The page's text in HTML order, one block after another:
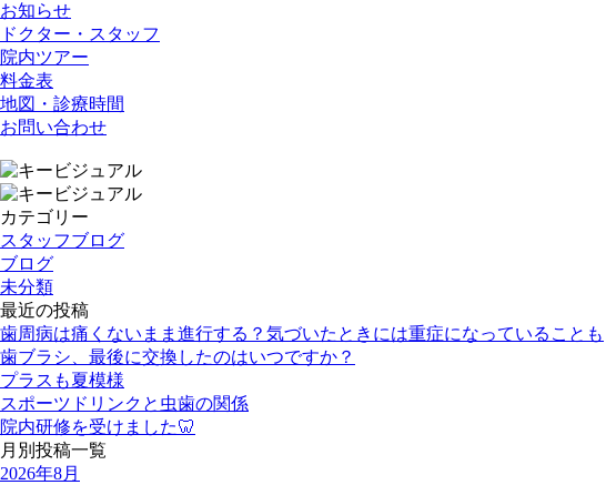
お知らせ
ドクター・スタッフ
院内ツアー
料金表
地図・診療時間
お問い合わせ
カテゴリー
スタッフブログ
ブログ
未分類
最近の投稿
歯周病は痛くないまま進行する？気づいたときには重症になっていることも
歯ブラシ、最後に交換したのはいつですか？
プラスも夏模様
スポーツドリンクと虫歯の関係
院内研修を受けました🦷
月別投稿一覧
2026年8月